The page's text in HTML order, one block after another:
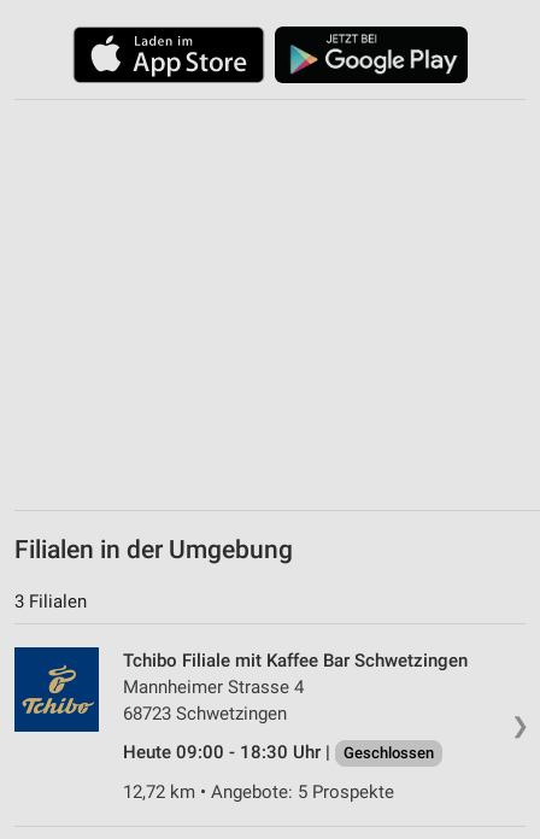
Filialen in der Umgebung
3 Filialen
❯
Tchibo Filiale mit Kaffee Bar Schwetzingen
Mannheimer Strasse 4
68723 Schwetzingen
Heute 09:00 - 18:30 Uhr |
Geschlossen
12,72 km • Angebote: 5 Prospekte